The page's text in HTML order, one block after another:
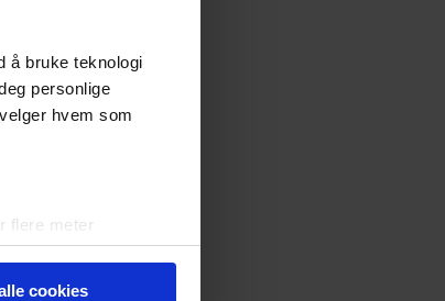
å bruke teknologi
personlige
hvem som
flere meter
de skal brukes.
cookies